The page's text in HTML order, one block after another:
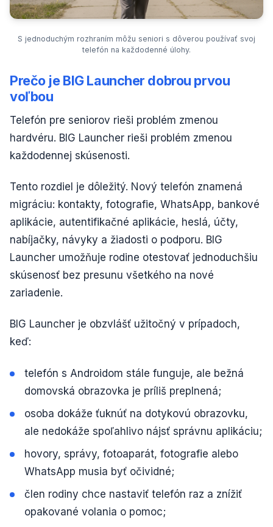
S jednoduchým rozhraním môžu seniori s dôverou používať svoj
telefón na každodenné úlohy.
Prečo je BIG Launcher dobrou prvou
voľbou
Telefón pre seniorov rieši problém zmenou
hardvéru. BIG Launcher rieši problém zmenou
každodennej skúsenosti.
Tento rozdiel je dôležitý. Nový telefón znamená
migráciu: kontakty, fotografie, WhatsApp, bankové
aplikácie, autentifikačné aplikácie, heslá, účty,
nabíjačky, návyky a žiadosti o podporu. BIG
Launcher umožňuje rodine otestovať jednoduchšiu
skúsenosť bez presunu všetkého na nové
zariadenie.
BIG Launcher je obzvlášť užitočný v prípadoch,
keď:
telefón s Androidom stále funguje, ale bežná
domovská obrazovka je príliš preplnená;
osoba dokáže ťuknúť na dotykovú obrazovku,
ale nedokáže spoľahlivo nájsť správnu aplikáciu;
hovory, správy, fotoaparát, fotografie alebo
WhatsApp musia byť očividné;
člen rodiny chce nastaviť telefón raz a znížiť
opakované volania o pomoc;